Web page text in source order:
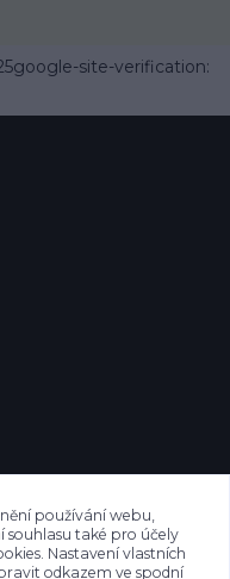
site-verification:
používání webu,
souhlasu také pro účely
Nastavení vlastních
odkazem ve spodní